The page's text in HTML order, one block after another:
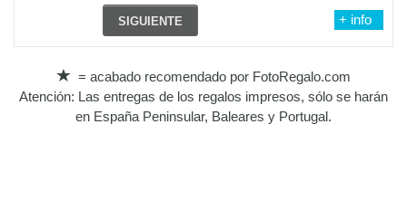
SIGUIENTE + info
= acabado recomendado por FotoRegalo.com
Atención: Las entregas de los regalos impresos, sólo se harán
en España Peninsular, Baleares y Portugal.